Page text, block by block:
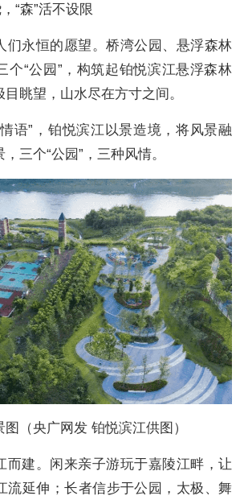
“森”活不设限
们永恒的愿望。桥湾公园、悬浮森林
个“公园”，构筑起铂悦滨江悬浮森林
眺望，山水尽在方寸之间。
语”，铂悦滨江以景造境，将风景融
三个“公园”，三种风情。
（央广网发 铂悦滨江供图）
而建。闲来亲子游玩于嘉陵江畔，让
流延伸；长者信步于公园，太极、舞